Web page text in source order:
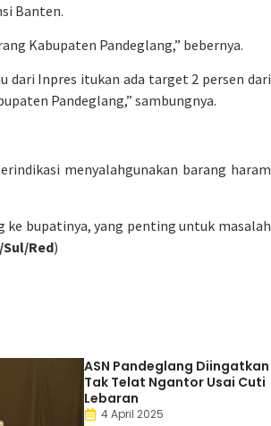
Banten.
Kabupaten Pandeglang,” bebernya.
dari Inpres itukan ada target 2 persen dari
Pandeglang,” sambungnya.
menyalahgunakan barang haram
ke bupatinya, yang penting untuk masalah
Sul/Red)
ASN Pandeglang Diingatkan
Tak Telat Ngantor Usai Cuti
Lebaran
4 April 2025